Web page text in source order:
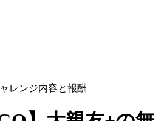
レンジ内容と報酬